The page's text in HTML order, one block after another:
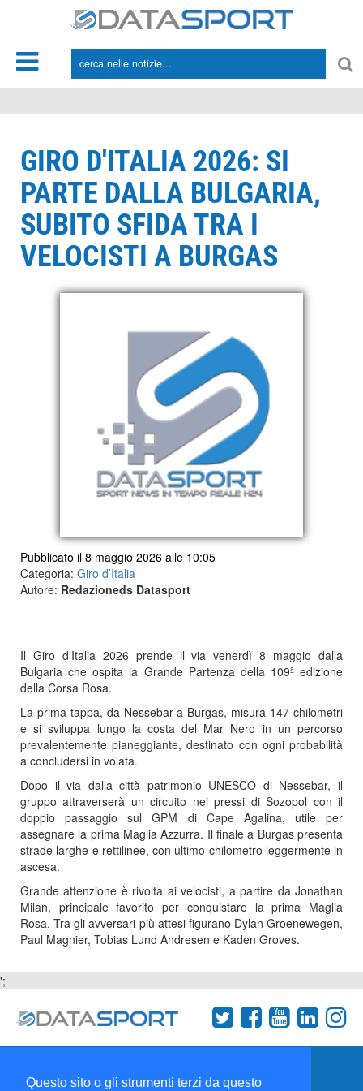
Questo sito o gli strumenti terzi da questo
GIRO D'ITALIA 2026: SI
PARTE DALLA BULGARIA,
SUBITO SFIDA TRA I
VELOCISTI A BURGAS
Pubblicato il 8 maggio 2026 alle 10:05
Categoria: Giro d’Italia
Autore: Redazioneds Datasport
Il Giro d’Italia 2026 prende il via venerdì 8 maggio dalla
Bulgaria che ospita la Grande Partenza della 109ª edizione
della Corsa Rosa.
La prima tappa, da Nessebar a Burgas, misura 147 chilometri
e si sviluppa lungo la costa del Mar Nero in un percorso
prevalentemente pianeggiante, destinato con ogni probabilità
a concludersi in volata.
Dopo il via dalla città patrimonio UNESCO di Nessebar, il
gruppo attraverserà un circuito nei pressi di Sozopol con il
doppio passaggio sul GPM di Cape Agalina, utile per
assegnare la prima Maglia Azzurra. Il finale a Burgas presenta
strade larghe e rettilinee, con ultimo chilometro leggermente in
ascesa.
Grande attenzione è rivolta ai velocisti, a partire da Jonathan
Milan, principale favorito per conquistare la prima Maglia
Rosa. Tra gli avversari più attesi figurano Dylan Groenewegen,
Paul Magnier, Tobias Lund Andresen e Kaden Groves.
';